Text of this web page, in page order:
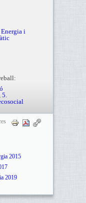
Energia i
5.
2015
2019